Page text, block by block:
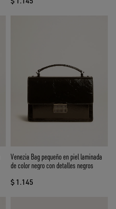
Venezia Bag pequeño en piel laminada
de color negro con detalles negros
$ 1.145